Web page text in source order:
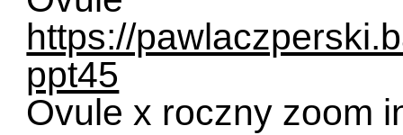
https://
ppt45
Ovule x roczny zoom